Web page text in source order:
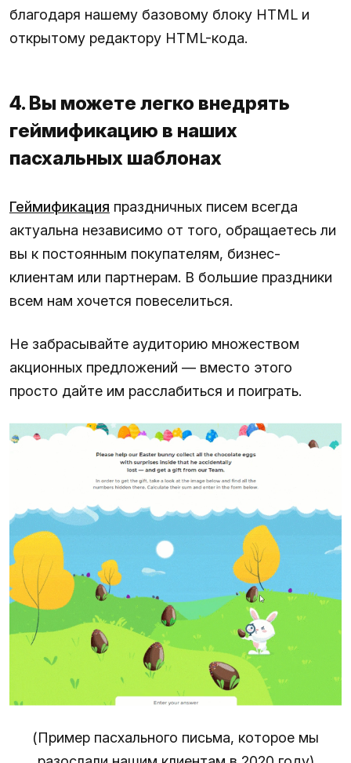
благодаря нашему базовому блоку HTML и
открытому редактору HTML-кода.
4. Вы можете легко внедрять
геймификацию в наших
пасхальных шаблонах
Геймификация праздничных писем всегда
актуальна независимо от того, обращаетесь ли
вы к постоянным покупателям, бизнес-
клиентам или партнерам. В большие праздники
всем нам хочется повеселиться.
Не забрасывайте аудиторию множеством
акционных предложений — вместо этого
просто дайте им расслабиться и поиграть.
(Пример пасхального письма, которое мы